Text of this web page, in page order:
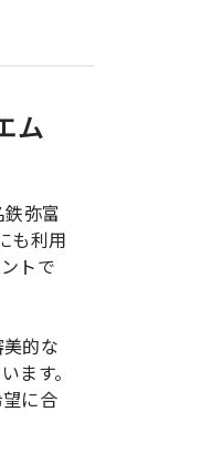
ム
弥富
も利用
トで
的な
ます。
に合